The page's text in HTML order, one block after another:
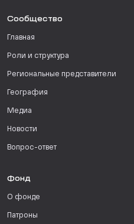
Сообщество
Главная
Роли и структура
Региональные представители
География
Медиа
Новости
Вопрос-ответ
Фонд
О фонде
Патроны